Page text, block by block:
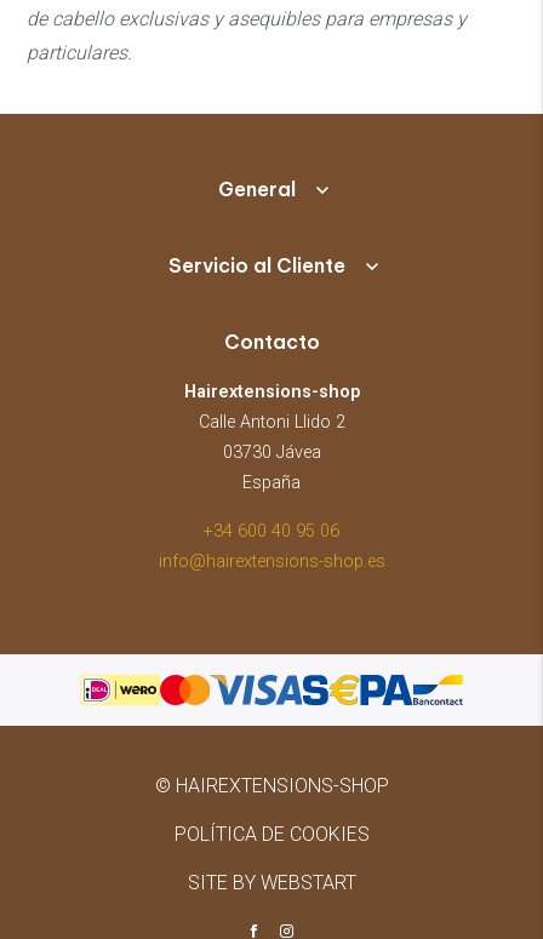
de cabello exclusivas y asequibles para empresas y
particulares.
General
Servicio al Cliente
Contacto
Hairextensions-shop
Calle Antoni Llido 2
03730 Jávea
España
+34 600 40 95 06
info@hairextensions-shop.es
© HAIREXTENSIONS-SHOP
POLÍTICA DE COOKIES
SITE BY WEBSTART